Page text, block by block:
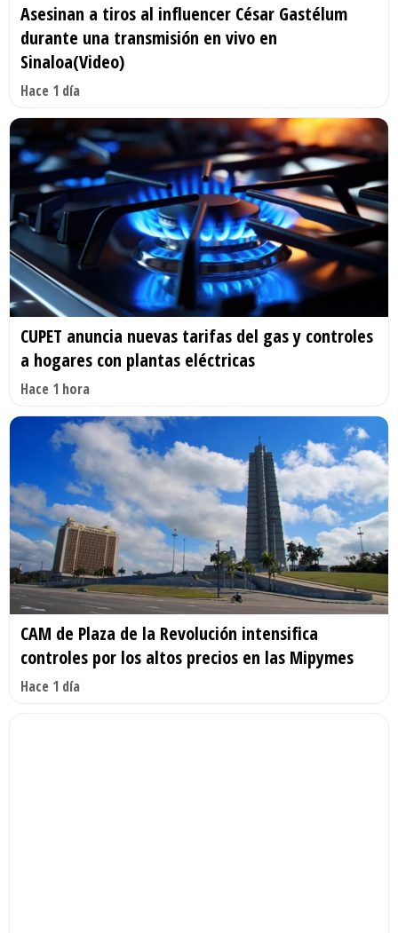
Asesinan a tiros al influencer César Gastélum
durante una transmisión en vivo en
Sinaloa(Video)
Hace 1 día
CUPET anuncia nuevas tarifas del gas y controles
a hogares con plantas eléctricas
Hace 1 hora
CAM de Plaza de la Revolución intensifica
controles por los altos precios en las Mipymes
Hace 1 día